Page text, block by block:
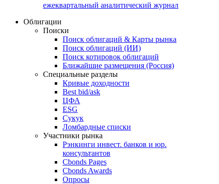
ежеквартальный аналитический журнал
Облигации
Поиски
Поиск облигаций & Карты рынка
Поиск облигаций (ИИ)
Поиск котировок облигаций
Ближайшие размещения (Россия)
Специальные разделы
Кривые доходности
Best bid/ask
ЦФА
ESG
Сукук
Ломбардные списки
Участники рынка
Рэнкинги инвест. банков и юр.
консультантов
Cbonds Pages
Cbonds Awards
Опросы